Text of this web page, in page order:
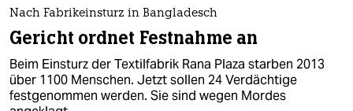
Nach Fabrikeinsturz in Bangladesch
Gericht ordnet Festnahme an
Beim Einsturz der Textilfabrik Rana Plaza starben 2013
über 1100 Menschen. Jetzt sollen 24 Verdächtige
festgenommen werden. Sie sind wegen Mordes